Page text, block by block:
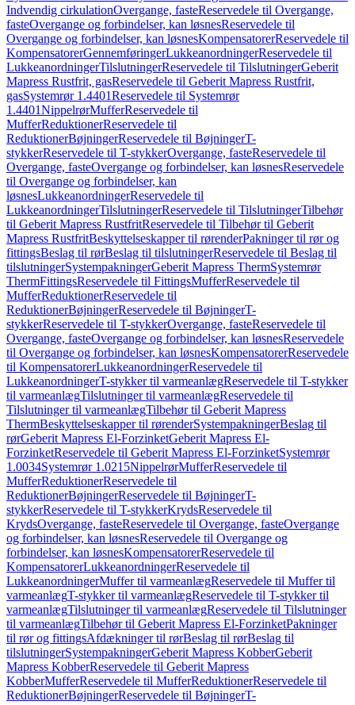
Indvendig cirkulationOvergange, fasteReservedele til Overgange,
fasteOvergange og forbindelser, kan løsnesReservedele til
Overgange og forbindelser, kan løsnesKompensatorerReservedele til
KompensatorerGennemføringerLukkeanordningerReservedele til
LukkeanordningerTilslutningerReservedele til TilslutningerGeberit
Mapress Rustfrit, gasReservedele til Geberit Mapress Rustfrit,
gasSystemrør 1.4401Reservedele til Systemrør
1.4401NippelrørMufferReservedele til
MufferReduktionerReservedele til
ReduktionerBøjningerReservedele til BøjningerT-
stykkerReservedele til T-stykkerOvergange, fasteReservedele til
Overgange, fasteOvergange og forbindelser, kan løsnesReservedele
til Overgange og forbindelser, kan
løsnesLukkeanordningerReservedele til
LukkeanordningerTilslutningerReservedele til TilslutningerTilbehør
til Geberit Mapress RustfritReservedele til Tilbehør til Geberit
Mapress RustfritBeskyttelseskapper til rørenderPakninger til rør og
fittingsBeslag til rørBeslag til tilslutningerReservedele til Beslag til
tilslutningerSystempakningerGeberit Mapress ThermSystemrør
ThermFittingsReservedele til FittingsMufferReservedele til
MufferReduktionerReservedele til
ReduktionerBøjningerReservedele til BøjningerT-
stykkerReservedele til T-stykkerOvergange, fasteReservedele til
Overgange, fasteOvergange og forbindelser, kan løsnesReservedele
til Overgange og forbindelser, kan løsnesKompensatorerReservedele
til KompensatorerLukkeanordningerReservedele til
LukkeanordningerT-stykker til varmeanlægReservedele til T-stykker
til varmeanlægTilslutninger til varmeanlægReservedele til
Tilslutninger til varmeanlægTilbehør til Geberit Mapress
ThermBeskyttelseskapper til rørenderSystempakningerBeslag til
rørGeberit Mapress El-ForzinketGeberit Mapress El-
ForzinketReservedele til Geberit Mapress El-ForzinketSystemrør
1.0034Systemrør 1.0215NippelrørMufferReservedele til
MufferReduktionerReservedele til
ReduktionerBøjningerReservedele til BøjningerT-
stykkerReservedele til T-stykkerKrydsReservedele til
KrydsOvergange, fasteReservedele til Overgange, fasteOvergange
og forbindelser, kan løsnesReservedele til Overgange og
forbindelser, kan løsnesKompensatorerReservedele til
KompensatorerLukkeanordningerReservedele til
LukkeanordningerMuffer til varmeanlægReservedele til Muffer til
varmeanlægT-stykker til varmeanlægReservedele til T-stykker til
varmeanlægTilslutninger til varmeanlægReservedele til Tilslutninger
til varmeanlægTilbehør til Geberit Mapress El-ForzinketPakninger
til rør og fittingsAfdækninger til rørBeslag til rørBeslag til
tilslutningerSystempakningerGeberit Mapress KobberGeberit
Mapress KobberReservedele til Geberit Mapress
KobberMufferReservedele til MufferReduktionerReservedele til
ReduktionerBøjningerReservedele til BøjningerT-